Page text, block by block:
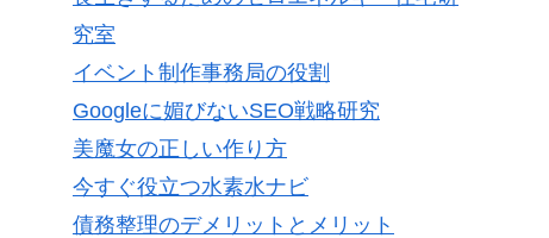
究室
イベント制作事務局の役割
Googleに媚びないSEO戦略研究
美魔女の正しい作り方
今すぐ役立つ水素水ナビ
債務整理のデメリットとメリット